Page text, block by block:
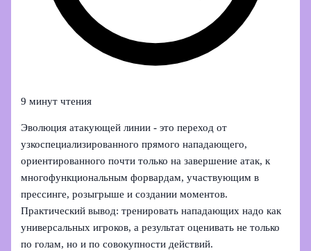
9 минут чтения
Эволюция атакующей линии - это переход от
узкоспециализированного прямого нападающего,
ориентированного почти только на завершение атак, к
многофункциональным форвардам, участвующим в
прессинге, розыгрыше и создании моментов.
Практический вывод: тренировать нападающих надо как
универсальных игроков, а результат оценивать не только
по голам, но и по совокупности действий.